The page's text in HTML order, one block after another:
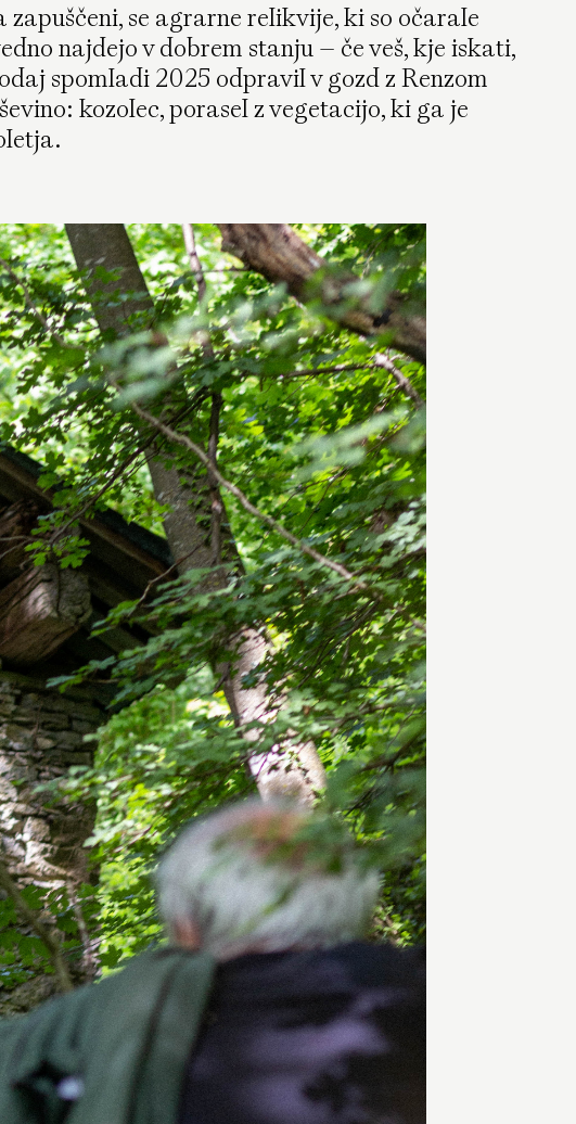
se agrarne relikvije, ki so očarale
najdejo v dobrem stanju – če veš, kje iskati,
spomladi 2025 odpravil v gozd z Renzom
kozolec, porasel z vegetacijo, ki ga je